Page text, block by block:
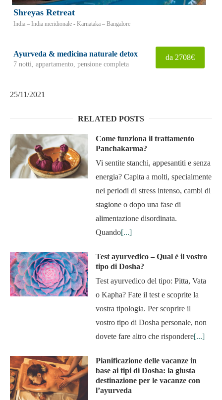
Shreyas Retreat
India – India meridionale - Karnataka – Bangalore
Ayurveda & medicina naturale detox
7 notti, appartamento, pensione completa
da 2708€
25/11/2021
RELATED POSTS
Come funziona il trattamento
Panchakarma?
Vi sentite stanchi, appesantiti e senza
energia? Capita a molti, specialmente
nei periodi di stress intenso, cambi di
stagione o dopo una fase di
alimentazione disordinata.
Quando[...]
Test ayurvedico – Qual è il vostro
tipo di Dosha?
Test ayurvedico del tipo: Pitta, Vata
o Kapha? Fate il test e scoprite la
vostra tipologia. Per scoprire il
vostro tipo di Dosha personale, non
dovete fare altro che rispondere[...]
Pianificazione delle vacanze in
base ai tipi di Dosha: la giusta
destinazione per le vacanze con
l’ayurveda